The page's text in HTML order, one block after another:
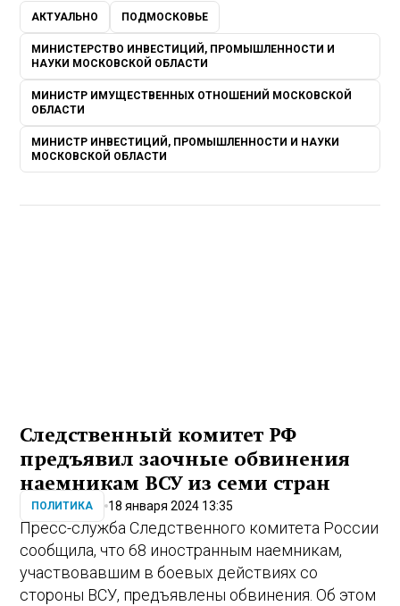
АКТУАЛЬНО ПОДМОСКОВЬЕ
МИНИСТЕРСТВО ИНВЕСТИЦИЙ, ПРОМЫШЛЕННОСТИ И
НАУКИ МОСКОВСКОЙ ОБЛАСТИ
МИНИСТР ИМУЩЕСТВЕННЫХ ОТНОШЕНИЙ МОСКОВСКОЙ
ОБЛАСТИ
МИНИСТР ИНВЕСТИЦИЙ, ПРОМЫШЛЕННОСТИ И НАУКИ
МОСКОВСКОЙ ОБЛАСТИ
Следственный комитет РФ
предъявил заочные обвинения
наемникам ВСУ из семи стран
ПОЛИТИКА 18 января 2024 13:35
Пресс-служба Следственного комитета России
сообщила, что 68 иностранным наемникам,
участвовавшим в боевых действиях со
стороны ВСУ, предъявлены обвинения. Об этом